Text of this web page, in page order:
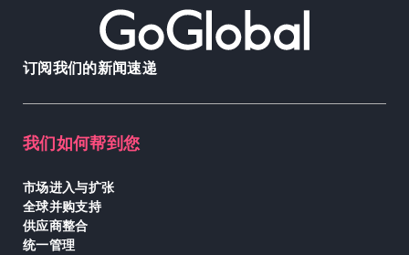
订阅我们的新闻速递
我们如何帮到您
市场进入与扩张
全球并购支持
供应商整合
统一管理